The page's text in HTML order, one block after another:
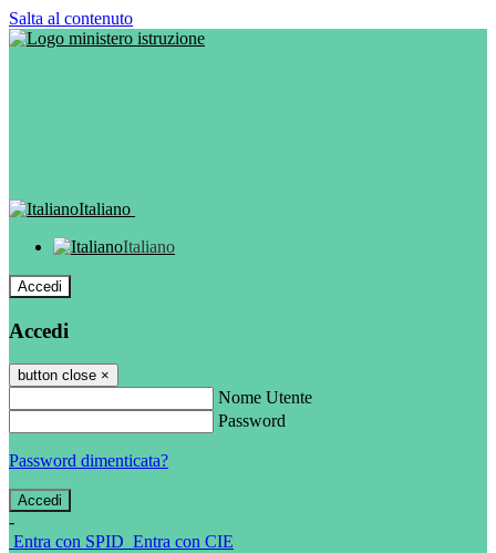
Salta al contenuto
Italiano
Italiano
Accedi
Accedi
button close ×
Nome Utente
Password
Password dimenticata?
-
Entra con SPID Entra con CIE